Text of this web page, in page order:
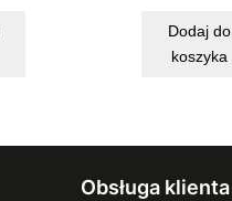
Dodaj do
koszyka
Obsługa klienta